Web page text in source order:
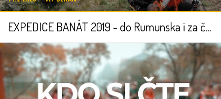
EXPEDICE BANÁT 2019 - do Rumunska i za českými kořeny